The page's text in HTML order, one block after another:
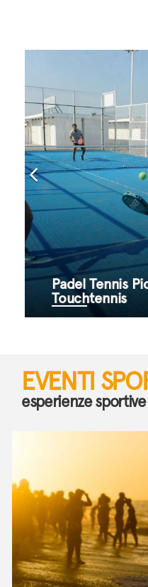
Pickeball &
EVENTI
esperienze